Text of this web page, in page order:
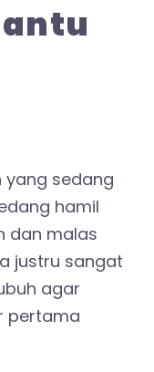
yang sedang
hamil
dan malas
justru sangat
agar
pertama